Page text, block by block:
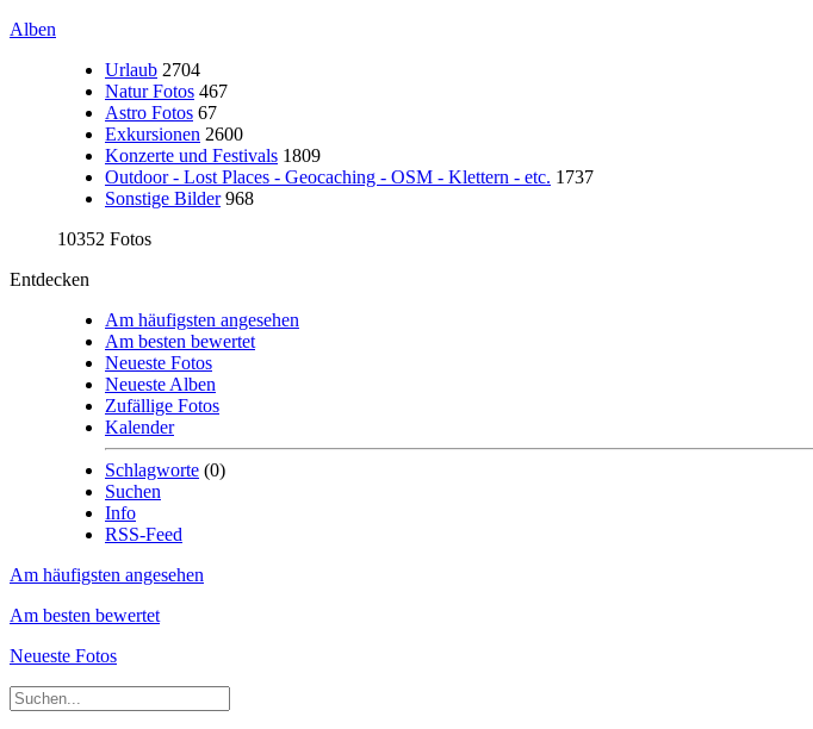
Alben
Urlaub 2704
Natur Fotos 467
Astro Fotos 67
Exkursionen 2600
Konzerte und Festivals 1809
Outdoor - Lost Places - Geocaching - OSM - Klettern - etc. 1737
Sonstige Bilder 968
10352 Fotos
Entdecken
Am häufigsten angesehen
Am besten bewertet
Neueste Fotos
Neueste Alben
Zufällige Fotos
Kalender
Schlagworte (0)
Suchen
Info
RSS-Feed
Am häufigsten angesehen
Am besten bewertet
Neueste Fotos